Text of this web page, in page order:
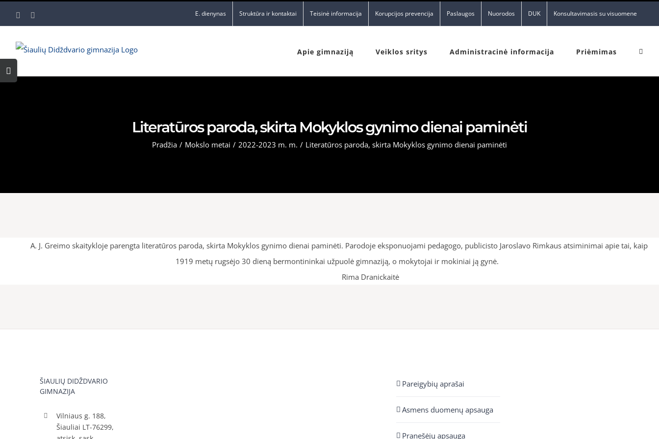
Facebook E. dienynas Struktūra ir kontaktai Teisinė informacija Korupcijos prevencija Paslaugos Nuorodos DUK Konsultavimasis su visuomene
Apie gimnaziją Veiklos sritys Administracinė informacija Priėmimas
Literatūros paroda, skirta Mokyklos gynimo dienai paminėti
Pradžia / Mokslo metai / 2022-2023 m. m. / Literatūros paroda, skirta Mokyklos gynimo dienai paminėti
A. J. Greimo skaitykloje parengta literatūros paroda, skirta Mokyklos gynimo dienai paminėti. Parodoje eksponuojami pedagogo, publicisto Jaroslavo Rimkaus atsiminimai apie tai, kaip
1919 metų rugsėjo 30 dieną bermontininkai užpuolė gimnaziją, o mokytojai ir mokiniai ją gynė.
Rima Dranickaitė
ŠIAULIŲ DIDŽDVARIO
GIMNAZIJA
Vilniaus g. 188,
Šiauliai LT-76299,
Pareigybių aprašai
Asmens duomenų apsauga
Pranešėjų apsauga
Toggle
Sliding